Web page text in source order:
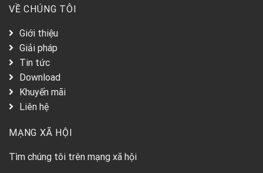
VỀ CHÚNG TÔI
Giới thiệu
Giải pháp
Tin tức
Download
Khuyến mãi
Liên hệ
MẠNG XÃ HỘI
Tìm chúng tôi trên mạng xã hội